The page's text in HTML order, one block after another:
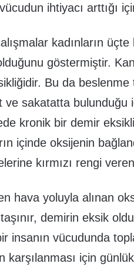
ihtiyacı arttığı
kadınların
göstermiştir.
Bu da beslenme
ve sakatatta
kronik bir demir
içinde oksijenin
kırmızı rengi
hava yoluyla alınan
demirin eksik
insanın vücudunda
karşılanması için